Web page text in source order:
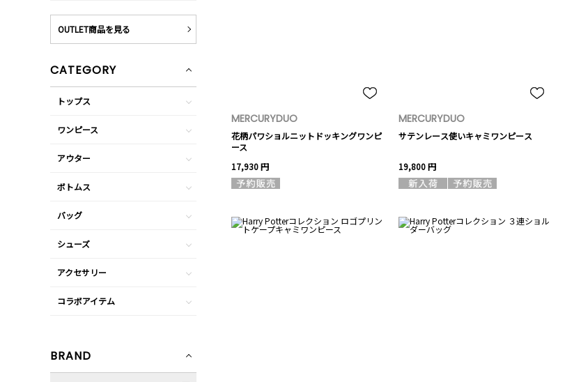
MERCURYDUO
花柄パワショルニットドッキングワンピ
ース
17,930 円
MERCURYDUO
サテンレース使いキャミワンピース
19,800 円
OUTLET商品を見る
CATEGORY
トップス
ワンピース
アウター
ボトムス
バッグ
シューズ
アクセサリー
コラボアイテム
BRAND